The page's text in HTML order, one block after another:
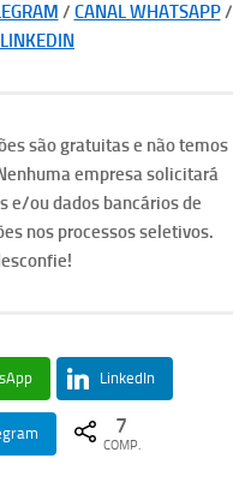
/ CANAL WHATSAPP/
LINKEDIN
são gratuitas e não temos
empresa solicitará
e/ou dados bancários de
nos processos seletivos.
LinkedIn
7
COMP.